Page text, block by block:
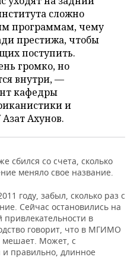
сложно
программам, чему
престижа, чтобы
поступить.
громко, но
внутри, —
кафедры
и
Ахунов.
сбился со счета, сколько
меняло свое название.
году, забыл, сколько раз с
Сейчас остановились на
в
говорит, что в МГИМО
мешает. Может, с
и правильно, длинное